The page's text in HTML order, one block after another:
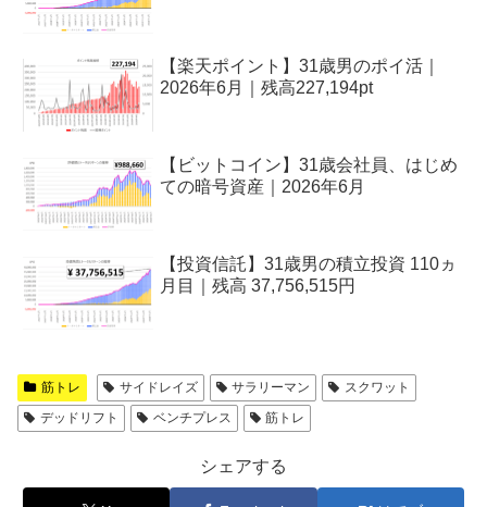
【楽天ポイント】31歳男のポイ活｜
2026年6月｜残高227,194pt
【ビットコイン】31歳会社員、はじめ
ての暗号資産｜2026年6月
【投資信託】31歳男の積立投資 110ヵ
月目｜残高 37,756,515円
筋トレ サイドレイズ サラリーマン
スクワット
デッドリフト
ベンチプレス 筋トレ
シェアする